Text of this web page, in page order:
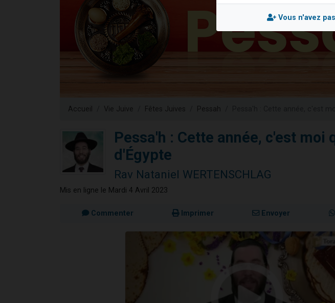
Nouvelle émission radio : Visions de grandeur
61 personnes viennent de demander une
Ariel vient de donner son Maasser
Accueil Vie Juive Fêtes Juives Pessah
Pessa'h : Cette année, c'est moi
d'Égypte
Rav Nataniel WERTENSCHLAG
Mis en ligne le Mardi 4 Avril 2023
Commenter Imprimer Envoyer
Vous n'avez